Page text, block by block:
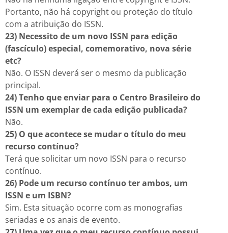
Portanto, não há copyright ou proteção do título
com a atribuição do ISSN.
23) Necessito de um novo ISSN para edição
(fascículo) especial, comemorativo, nova série
etc?
Não. O ISSN deverá ser o mesmo da publicação
principal.
24) Tenho que enviar para o Centro Brasileiro do
ISSN um exemplar de cada edição publicada?
Não.
25) O que acontece se mudar o título do meu
recurso contínuo?
Terá que solicitar um novo ISSN para o recurso
contínuo.
26) Pode um recurso contínuo ter ambos, um
ISSN e um ISBN?
Sim. Esta situação ocorre com as monografias
seriadas e os anais de evento.